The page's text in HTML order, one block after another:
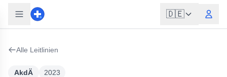
🇩🇪
Alle Leitlinien
AkdÄ 2023